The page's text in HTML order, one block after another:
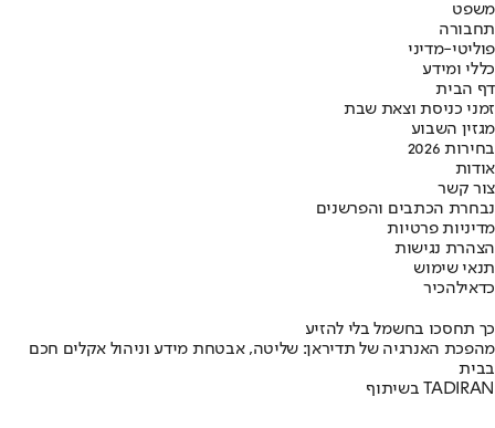
משפט
תחבורה
פוליטי-מדיני
כללי ומידע
דף הבית
זמני כניסת וצאת שבת
מגזין השבוע
בחירות 2026
אודות
צור קשר
נבחרת הכתבים והפרשנים
מדיניות פרטיות
הצהרת נגישות
תנאי שימוש
כדאילהכיר
כך תחסכו בחשמל בלי להזיע
מהפכת האנרגיה של תדיראן: שליטה, אבטחת מידע וניהול אקלים חכם
בבית
בשיתוף TADIRAN